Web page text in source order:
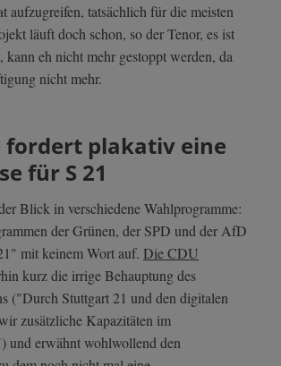
aufzugreifen, tatsächlich für die meisten
läuft doch schon, so der Tenor, es ist
kann eh nicht mehr gestoppt werden, da
nicht mehr.
fordert plakativ eine
für S 21
Blick in verschiedene Wahlprogramme:
der Grünen, der SPD und der AfD
mit keinem Wort auf. Die CDU
kurz die irrige Behauptung des
("Durch Stuttgart 21 und den digitalen
zusätzliche Kapazitäten im
und erwähnt wohlwollend den